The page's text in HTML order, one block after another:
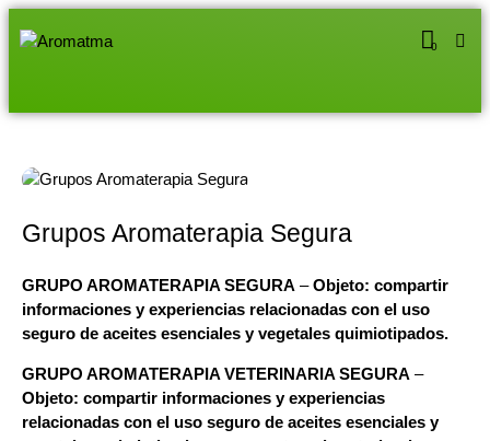
0
Grupos Aromaterapia Segura
GRUPO AROMATERAPIA SEGURA –Objeto: compartir
informaciones y experiencias relacionadas con el uso
seguro de aceites esenciales y vegetales quimiotipados.
GRUPO AROMATERAPIA VETERINARIA SEGURA –
Objeto: compartir informaciones y experiencias
relacionadas con el uso seguro de aceites esenciales y